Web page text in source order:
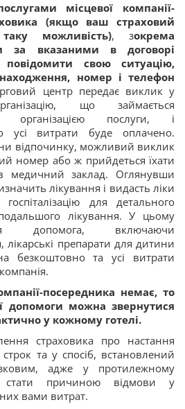
місцевої компанії-
(якщо ваш страховий
можливість), зокрема
за вказаними в договорі
свою ситуацію,
номер і телефон
центр передає виклик у
що займається
організацією послуги, i
усі витрати буде оплачено.
відпочинку, можливий виклик
номер або ж прийдеться їхати
медичний заклад. Оглянувши
лікування і видасть ліки
для детального
лікування. У цьому
допомога, включаючи
лікарські препарати для дитини
безкоштовно та усі витрати
посередника немає, то
допомоги можна звернутися
у кожному готелі.
страховика про настання
та у спосіб, встановлений
адже у протилежному
причиною відмови у
вами витрат.